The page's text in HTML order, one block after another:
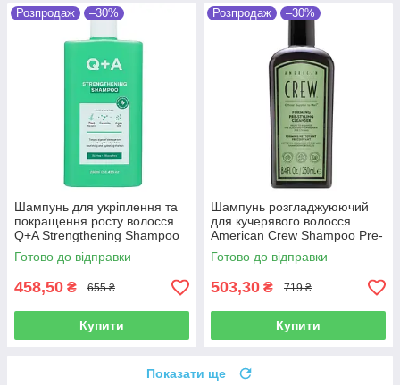
Розпродаж –30%
Шампунь для укріплення та
покращення росту волосся
Q+A Strengthening Shampoo
250 мл
Готово до відправки
458,50 ₴ 655 ₴
Купити
Розпродаж –30%
Шампунь розгладжуюючий
для кучерявого волосся
American Crew Shampoo Pre-
styling Forming 250 мл
Готово до відправки
503,30 ₴ 719 ₴
Купити
Показати ще